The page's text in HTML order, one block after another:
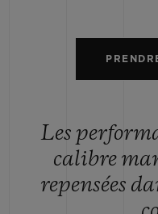
Les
calibre
repensées